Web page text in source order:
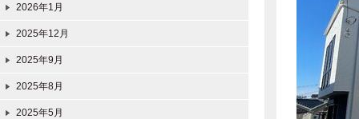
2026年1月
2025年12月
2025年9月
2025年8月
2025年5月